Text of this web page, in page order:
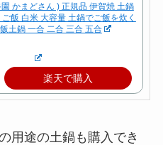
かまどさん ) 正規品 伊賀焼 土鍋
飯 白米 大容量 土鍋でご飯を炊く
土鍋 一合 二合 三合 五合
楽天で購入
用途の土鍋も購入でき